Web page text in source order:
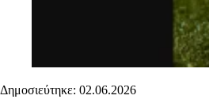
Δημοσιεύτηκε: 02.06.2026